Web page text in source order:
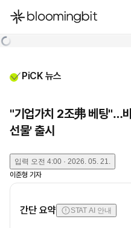
한국어
PiCK 뉴스
"기업가치 2조弗 베팅"…
선물' 출시
입력 오전 4:00 · 2026. 05. 21.
이준형 기자
간단 요약 STAT AI 안내